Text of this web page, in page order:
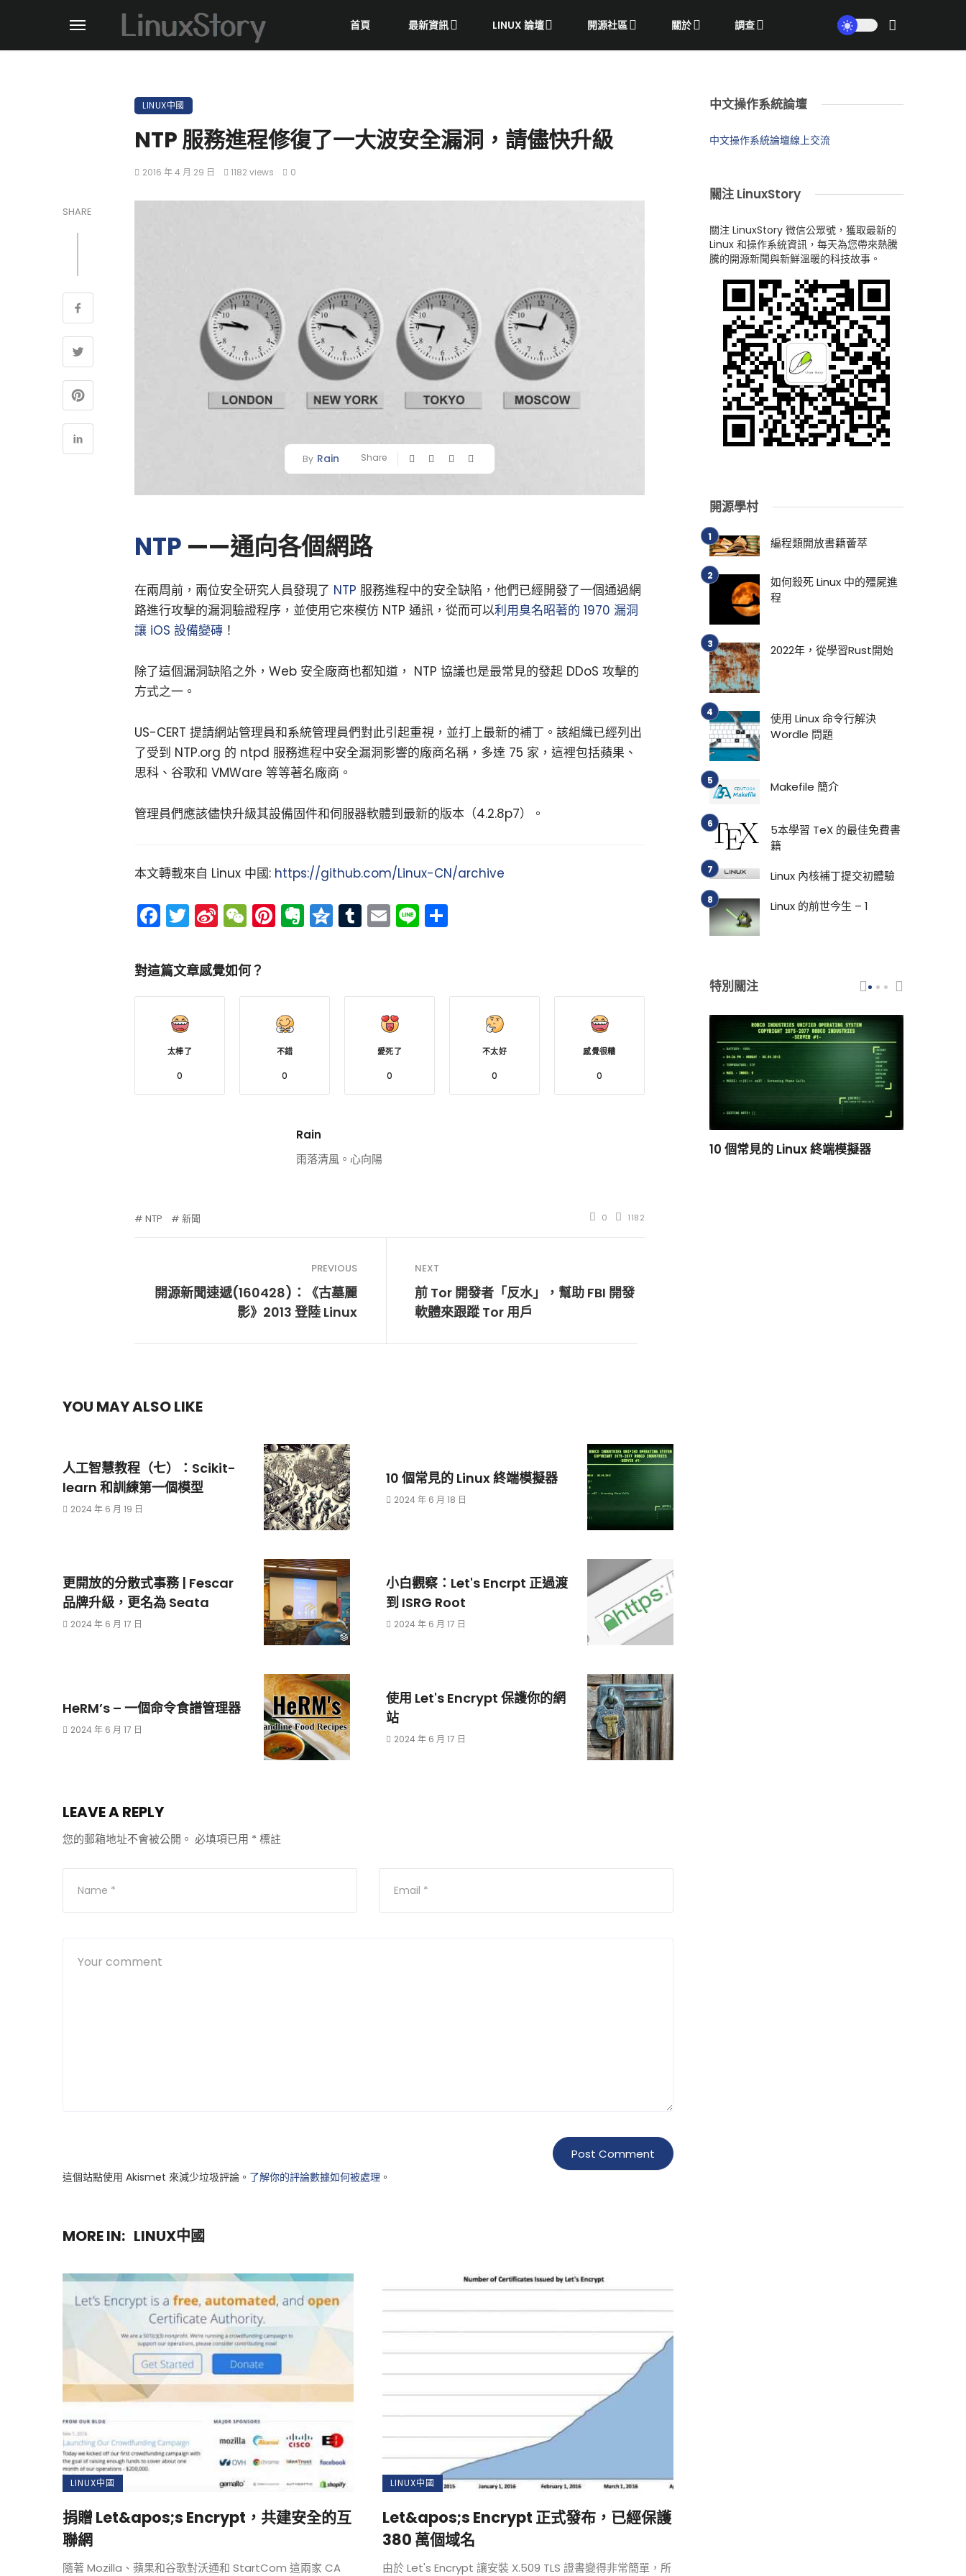
首頁 最新資訊 LINUX 論壇 開源社區 關於 調查
LINUX中國
NTP 服務進程修復了一大波安全漏洞，請儘快升級
2016 年 4 月 29 日 1182 views 0
SHARE
By Rain Share
NTP ——通向各個網路
在兩周前，兩位安全研究人員發現了 NTP 服務進程中的安全缺陷，他們已經開發了一個通過網
路進行攻擊的漏洞驗證程序，並使用它來模仿 NTP 通訊，從而可以利用臭名昭著的 1970 漏洞
讓 iOS 設備變磚 ！
除了這個漏洞缺陷之外，Web 安全廠商也都知道， NTP 協議也是最常見的發起 DDoS 攻擊的
方式之一。
US-CERT 提請網站管理員和系統管理員們對此引起重視，並打上最新的補丁。該組織已經列出
了受到 NTP.org 的 ntpd 服務進程中安全漏洞影響的廠商名稱，多達 75 家，這裡包括蘋果、
思科、谷歌和 VMWare 等等著名廠商。
管理員們應該儘快升級其設備固件和伺服器軟體到最新的版本（4.2.8p7）。
本文轉載來自 Linux 中國: https://github.com/Linux-CN/archive
Facebook
Twitter
SinaWeChat
Pinterest
Evernote
Qzone
Tumblr
Email
Line
對這篇文章感覺如何？
太棒了
0
不錯
0
愛死了
0
不太好
0
感覺很糟
0
Rain
雨落清風。心向陽
NTP 新聞 0 1182
PREVIOUS
開源新聞速遞(160428)：《古墓麗
影》2013 登陸 Linux
NEXT
前 Tor 開發者「反水」，幫助 FBI 開發
軟體來跟蹤 Tor 用戶
YOU MAY ALSO LIKE
人工智慧教程（七）：Scikit-
learn 和訓練第一個模型
2024 年 6 月 19 日
10 個常見的 Linux 終端模擬器
2024 年 6 月 18 日
更開放的分散式事務 | Fescar
品牌升級，更名為 Seata
2024 年 6 月 17 日
小白觀察：Let's Encrpt 正過渡
到 ISRG Root
2024 年 6 月 17 日
HeRM’s – 一個命令食譜管理器
2024 年 6 月 17 日
使用 Let's Encrypt 保護你的網
站
2024 年 6 月 17 日
LEAVE A REPLY
您的郵箱地址不會被公開。 必填項已用 * 標註
這個站點使用 Akismet 來減少垃圾評論。 了解你的評論數據如何被處理 。
MORE IN: LINUX中國
LINUX中國
捐贈 Let&apos;s Encrypt，共建安全的互
聯網
隨著 Mozilla、蘋果和谷歌對沃通和 StartCom 這兩家 CA
LINUX中國
Let&apos;s Encrypt 正式發布，已經保護
380 萬個域名
由於 Let's Encrypt 讓安裝 X.509 TLS 證書變得非常簡單，所
中文操作系統論壇
中文操作系統論壇線上交流
關注 LinuxStory
關注 LinuxStory 微信公眾號，獲取最新的
Linux 和操作系統資訊，每天為您帶來熱騰
騰的開源新聞與新鮮溫暖的科技故事。
開源學村
編程類開放書籍薈萃
如何殺死 Linux 中的殭屍進
程
2022年，從學習Rust開始
使用 Linux 命令行解決
Wordle 問題
Makefile 簡介
5本學習 TeX 的最佳免費書
籍
Linux 內核補丁提交初體驗
Linux 的前世今生 – 1
特別關注
小白觀察：Let&apos;s Encrpt 正
過渡到 ISRG Root
10 個常見的 Linux 終端模擬器